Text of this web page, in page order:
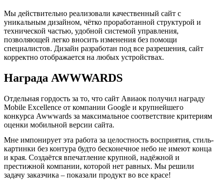
Мы действительно реализовали качественный сайт с
уникальным дизайном, чётко проработанной структурой и
технической частью, удобной системой управления,
позволяющей легко вносить изменения без помощи
специалистов. Дизайн разработан под все разрешения, сайт
корректно отображается на любых устройствах.
Награда AWWWARDS
Отдельная гордость за то, что сайт Авиаок получил награду
Mobile Excellence от компании Google и крупнейшего
конкурса Awwwards за максимальное соответствие критериям
оценки мобильной версии сайта.
Мне импонирует эта работа за целостность восприятия, стиль-
картинки без контура будто бесконечное небо не имеют конца
и края. Создаётся впечатление крупной, надёжной и
престижной компании, которой нет равных. Мы решили
задачу заказчика – показали продукт во все красе!